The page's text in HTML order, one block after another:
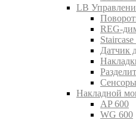
LB
REG-
Датчик
Сенсоры
Накладной
AP 600
WG 600